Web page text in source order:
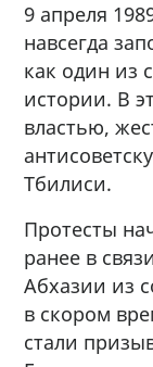
9 апреля
навсегда
как один из
истории. В
властью,
Тбилиси.
Протесты
ранее в
Абхазии из
в скором
стали